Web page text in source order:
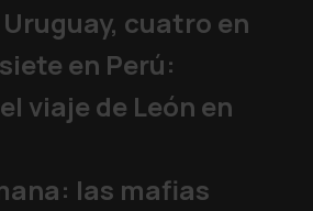
cuatro en
en Perú:
viaje de León en
las mafias